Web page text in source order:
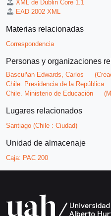
XML de Dublin Core 1.1
EAD 2002 XML
Materias relacionadas
Correspondencia
Personas y organizaciones
Bascuñan Edwards, Carlos
Chile. Presidencia de la República
Chile. Ministerio de Educación
Lugares relacionados
Santiago (Chile : Ciudad)
Unidad de almacenaje
Caja: PAC 200